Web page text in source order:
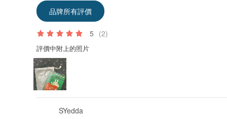
品牌所有評價
5 (2)
評價中附上的照片
SYedda